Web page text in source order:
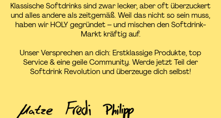
Klassische Softdrinks sind zwar lecker, aber oft überzuckert
und alles andere als zeitgemäß. Weil das nicht so sein muss,
haben wir HOLY gegründet – und mischen den Softdrink-
Markt kräftig auf.
Unser Versprechen an dich: Erstklassige Produkte, top
Service & eine geile Community. Werde jetzt Teil der
Softdrink Revolution und überzeuge dich selbst!